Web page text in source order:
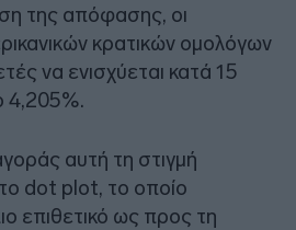
της απόφασης, οι
κρατικών ομολόγων
να ενισχύεται κατά 15
4,205%.
αυτή τη στιγμή
dot plot, το οποίο
επιθετικό ως προς τη